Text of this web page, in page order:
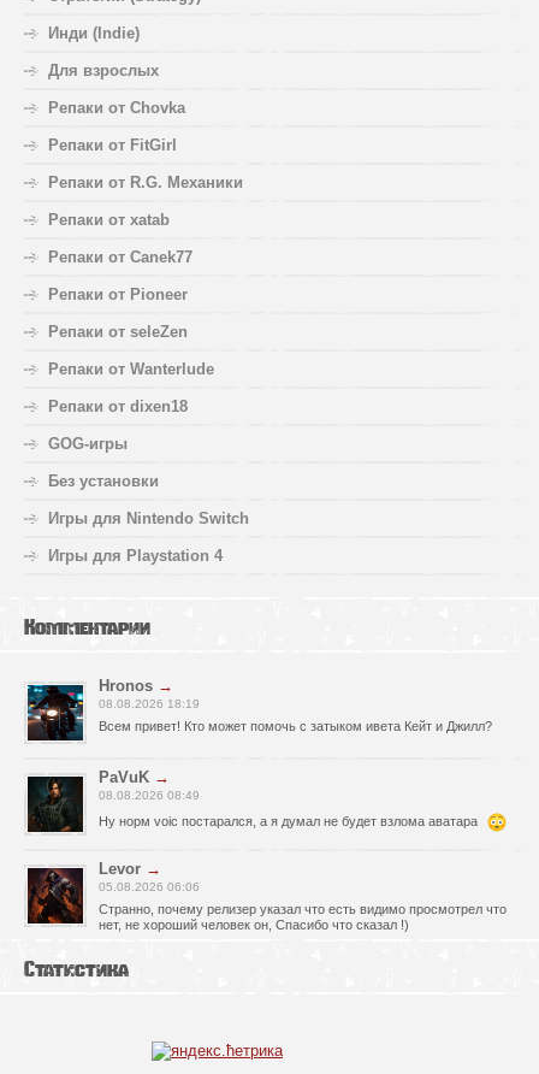
Инди (Indie)
Для взрослых
Репаки от Chovka
Репаки от FitGirl
Репаки от R.G. Механики
Репаки от xatab
Репаки от Canek77
Репаки от Pioneer
Репаки от seleZen
Репаки от Wanterlude
Репаки от dixen18
GOG-игры
Без установки
Игры для Nintendo Switch
Игры для Playstation 4
Комментарии
Hronos →
08.08.2026 18:19
Всем привет! Кто может помочь с затыком ивета Кейт и Джилл?
PaVuK →
08.08.2026 08:49
Ну норм voic постарался, а я думал не будет взлома аватара
Levor →
05.08.2026 06:06
Странно, почему релизер указал что есть видимо просмотрел что
нет, не хороший человек он, Спасибо что сказал !)
fr0zen142
05.08.2026 01:40
→
Статистика